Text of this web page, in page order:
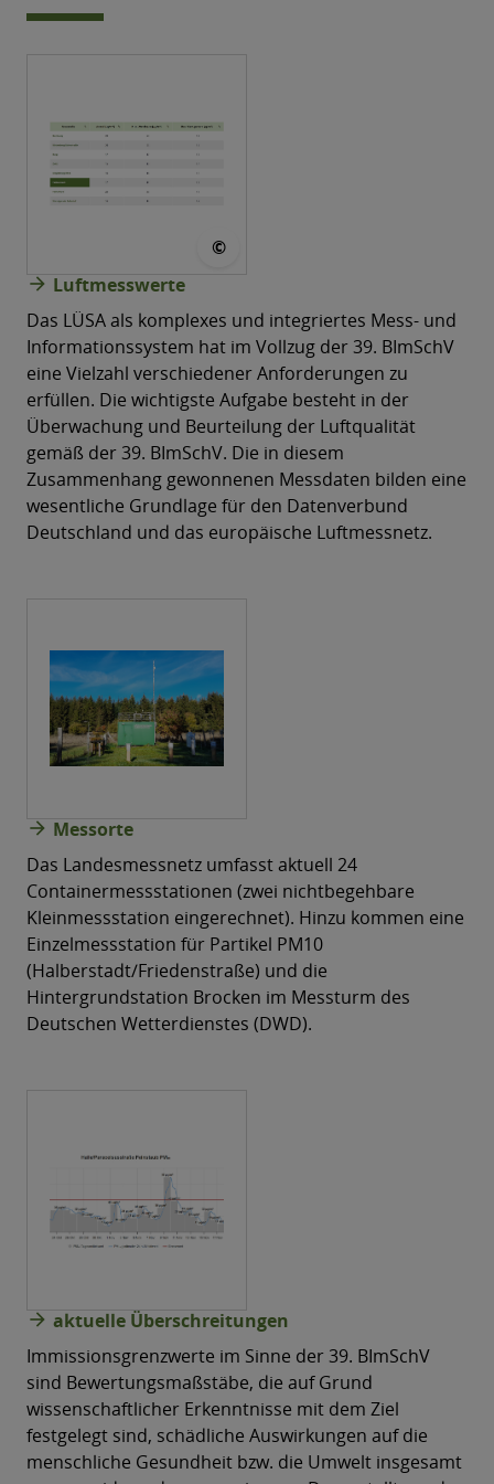
©
arrow_forward Luftmesswerte
Das LÜSA als komplexes und integriertes Mess- und
Informationssystem hat im Vollzug der 39. BImSchV
eine Vielzahl verschiedener Anforderungen zu
erfüllen. Die wichtigste Aufgabe besteht in der
Überwachung und Beurteilung der Luftqualität
gemäß der 39. BImSchV. Die in diesem
Zusammenhang gewonnenen Messdaten bilden eine
wesentliche Grundlage für den Datenverbund
Deutschland und das europäische Luftmessnetz.
arrow_forward Messorte
Das Landesmessnetz umfasst aktuell 24
Containermessstationen (zwei nichtbegehbare
Kleinmessstation eingerechnet). Hinzu kommen eine
Einzelmessstation für Partikel PM10
(Halberstadt/Friedenstraße) und die
Hintergrundstation Brocken im Messturm des
Deutschen Wetterdienstes (DWD).
arrow_forward aktuelle Überschreitungen
Immissionsgrenzwerte im Sinne der 39. BImSchV
sind Bewertungsmaßstäbe, die auf Grund
wissenschaftlicher Erkenntnisse mit dem Ziel
festgelegt sind, schädliche Auswirkungen auf die
menschliche Gesundheit bzw. die Umwelt insgesamt